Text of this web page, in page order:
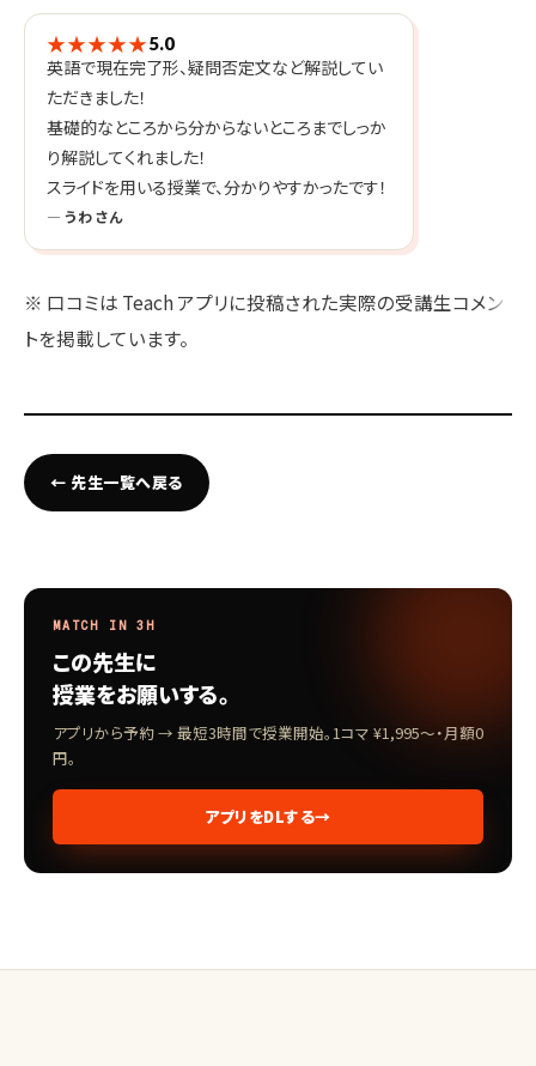
★★★★★5.0
英語で現在完了形、疑問否定文など解説してい
ただきました！
基礎的なところから分からないところまでしっか
り解説してくれました！
スライドを用いる授業で、分かりやすかったです！
— うわ さん
※ 口コミは Teach アプリに投稿された実際の受講生コメン
トを掲載しています。
← 先生一覧へ戻る
MATCH IN 3H
この先生に
授業をお願いする。
アプリから予約 → 最短3時間で授業開始。1コマ ¥1,995〜・月額0
円。
アプリをDLする→